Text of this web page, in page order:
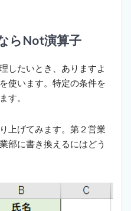
らNot演算子
したいとき、ありますよ
を使います。特定の条件を
す。
上げてみます。第２営業
部に書き換えるにはどう